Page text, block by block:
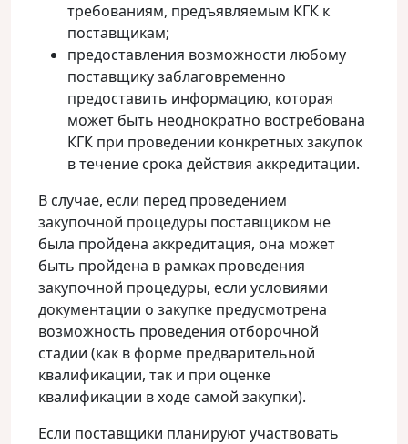
требованиям, предъявляемым КГК к
поставщикам;
предоставления возможности любому
поставщику заблаговременно
предоставить информацию, которая
может быть неоднократно востребована
КГК при проведении конкретных закупок
в течение срока действия аккредитации.
В случае, если перед проведением
закупочной процедуры поставщиком не
была пройдена аккредитация, она может
быть пройдена в рамках проведения
закупочной процедуры, если условиями
документации о закупке предусмотрена
возможность проведения отборочной
стадии (как в форме предварительной
квалификации, так и при оценке
квалификации в ходе самой закупки).
Если поставщики планируют участвовать